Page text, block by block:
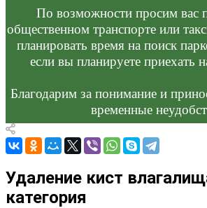
По возможности просим вас
общественном транспорте или
планировать время на поиск
если вы планируете приехать
Благодарим за понимание и
временные
Удаление кист
категория